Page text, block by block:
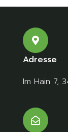
Adresse
Im Hain 7,